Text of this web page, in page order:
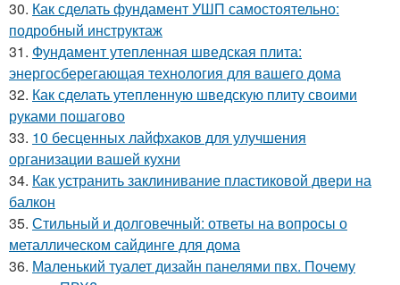
30. Как сделать фундамент УШП самостоятельно:
подробный инструктаж
31. Фундамент утепленная шведская плита:
энергосберегающая технология для вашего дома
32. Как сделать утепленную шведскую плиту своими
руками пошагово
33. 10 бесценных лайфхаков для улучшения
организации вашей кухни
34. Как устранить заклинивание пластиковой двери на
балкон
35. Стильный и долговечный: ответы на вопросы о
металлическом сайдинге для дома
36. Маленький туалет дизайн панелями пвх. Почему